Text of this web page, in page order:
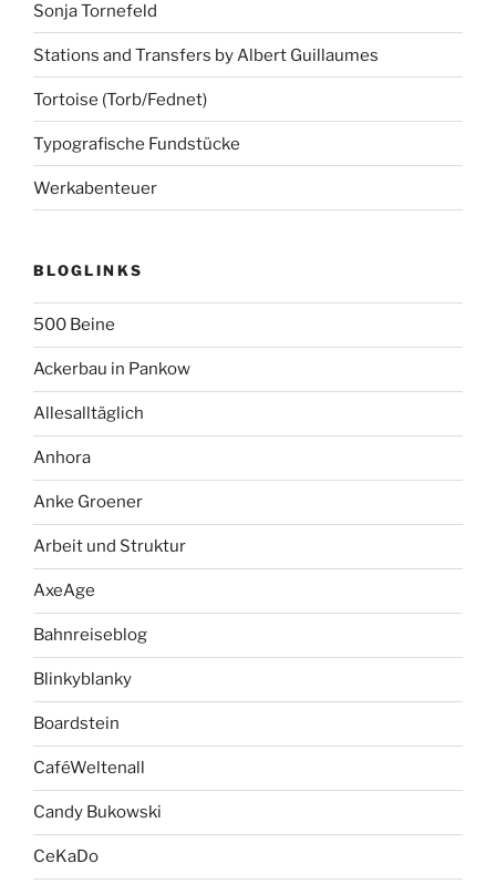
Sonja Tornefeld
Stations and Transfers by Albert Guillaumes
Tortoise (Torb/Fednet)
Typografische Fundstücke
Werkabenteuer
BLOGLINKS
500 Beine
Ackerbau in Pankow
Allesalltäglich
Anhora
Anke Groener
Arbeit und Struktur
AxeAge
Bahnreiseblog
Blinkyblanky
Boardstein
CaféWeltenall
Candy Bukowski
CeKaDo